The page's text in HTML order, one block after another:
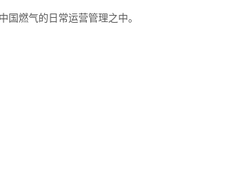
国燃气的日常运营管理之中。